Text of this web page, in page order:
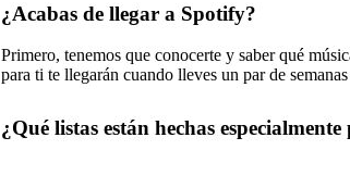
¿Acabas de llegar a Spotify?
Primero, tenemos que conocerte y saber qué
para ti te llegarán cuando lleves un par de
¿Qué listas están hechas